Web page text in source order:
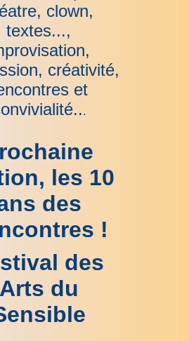
clown,
textes...,
créativité,
et
.
les 10
des
!
des
Arts du